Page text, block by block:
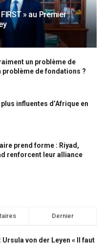
» au Premier
un problème de
de fondations ?
influentes d’Afrique en
prend forme : Riyad,
renforcent leur alliance
Dernier
Ursula von der Leyen « Il faut